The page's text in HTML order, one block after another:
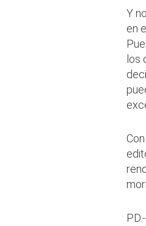
Y
en
los